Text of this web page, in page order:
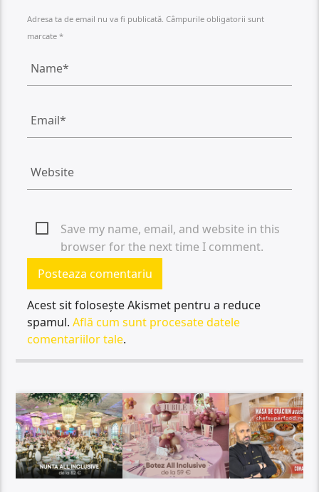
Adresa ta de email nu va fi publicată. Câmpurile obligatorii sunt
marcate *
Save my name, email, and website in this
browser for the next time I comment.
Acest sit folosește Akismet pentru a reduce
spamul.Află cum sunt procesate datele
comentariilor tale.